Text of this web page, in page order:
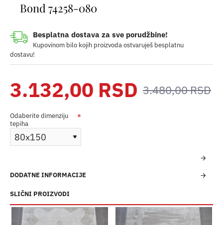
Bond 74258-080
Besplatna dostava za sve porudžbine!
Kupovinom bilo kojih proizvoda ostvaruješ besplatnu
dostavu!
3.132,00 RSD 3.480,00 RSD
Odaberite dimenziju
tepiha
SLIČNI PROIZVODI
DODATNE INFORMACIJE